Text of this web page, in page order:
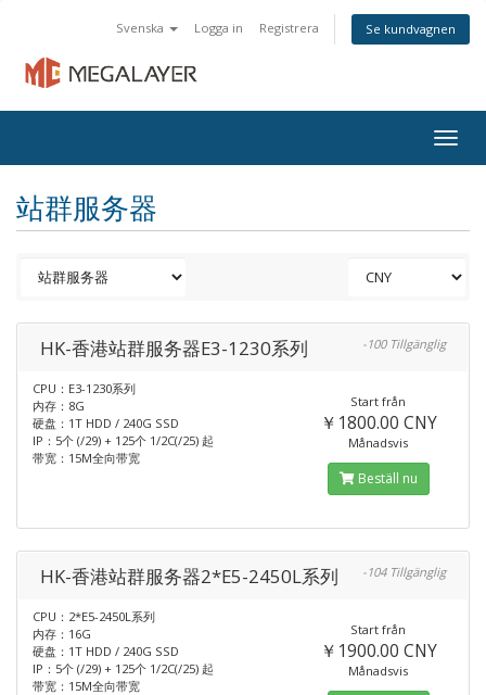
Svenska Logga in Registrera Se kundvagnen
站群服务器
HK-香港站群服务器E3-1230系列 -100 Tillgänglig
CPU：E3-1230系列
内存：8G
硬盘：1T HDD / 240G SSD
IP：5个 (/29) + 125个 1/2C(/25) 起
带宽：15M全向带宽
Start från
￥1800.00 CNY
Månadsvis
Beställ nu
HK-香港站群服务器2*E5-2450L系列 -104 Tillgänglig
CPU：2*E5-2450L系列
内存：16G
硬盘：1T HDD / 240G SSD
IP：5个 (/29) + 125个 1/2C(/25) 起
带宽：15M全向带宽
Start från
￥1900.00 CNY
Månadsvis